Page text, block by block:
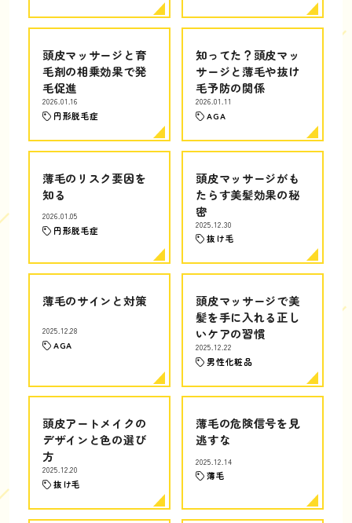
頭皮マッサージと育
毛剤の相乗効果で発
毛促進
2026.01.16
円形脱毛症
知ってた？頭皮マッ
サージと薄毛や抜け
毛予防の関係
2026.01.11
AGA
薄毛のリスク要因を
知る
2026.01.05
円形脱毛症
頭皮マッサージがも
たらす美髪効果の秘
密
2025.12.30
抜け毛
薄毛のサインと対策
2025.12.28
AGA
頭皮マッサージで美
髪を手に入れる正し
いケアの習慣
2025.12.22
男性化粧品
頭皮アートメイクの
デザインと色の選び
方
2025.12.20
抜け毛
薄毛の危険信号を見
逃すな
2025.12.14
薄毛